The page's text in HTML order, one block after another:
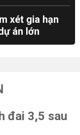
xét gia hạn
án lớn
đai 3,5 sau